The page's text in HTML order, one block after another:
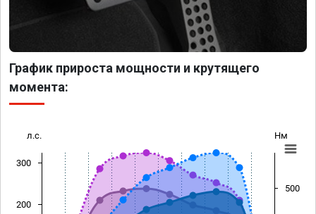
График прироста мощности и крутящего
момента:
л.с. Нм
200
300
500